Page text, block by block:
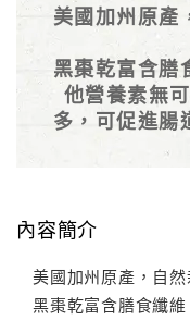
美國加州原產
黑棗乾富含膳
他營養素無
多，可促進腸
幫助
內容簡介
美國加州原產，自
黑棗乾富含膳食纖